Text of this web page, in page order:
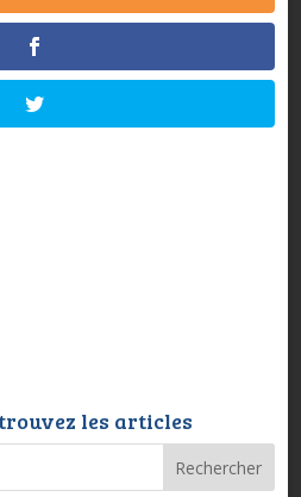
les articles